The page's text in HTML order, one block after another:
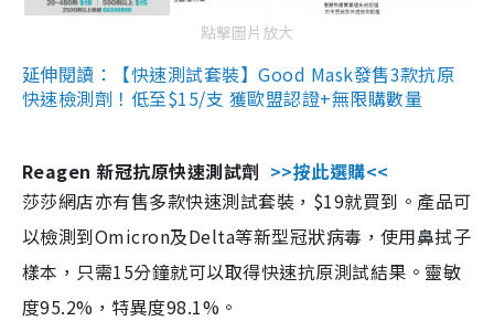
點擊圖片放大
延伸閱讀：【快速測試套裝】Good Mask發售3款抗原
快速檢測劑！低至$15/支 獲歐盟認證+無限購數量
Reagen 新冠抗原快速測試劑 >>按此選購<<
莎莎網店亦有售多款快速測試套裝，$19就買到。產品可
以檢測到Omicron及Delta等新型冠狀病毒，使用鼻拭子
樣本，只需15分鐘就可以取得快速抗原測試結果。靈敏
度95.2%，特異度98.1%。